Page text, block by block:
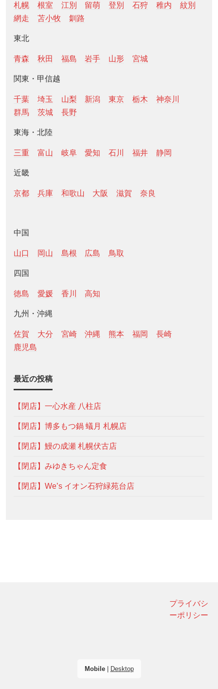
札幌
根室 江別 留萌 登別 石狩 稚内
紋別
網走
苫小牧 釧路
東北
青森 秋田 福島 岩手 山形 宮城
関東・甲信越
千葉 埼玉 山梨 新潟 東京 栃木
神奈川
群馬
茨城 長野
東海・北陸
三重 富山 岐阜 愛知 石川 福井 静岡
近畿
京都 兵庫 和歌山 大阪 滋賀 奈良
中国
山口 岡山 島根 広島 鳥取
四国
徳島 愛媛 香川 高知
九州・沖縄
佐賀 大分 宮崎 沖縄 熊本 福岡
長崎
鹿児島
最近の投稿
【閉店】一心水産 八柱店
【閉店】博多もつ鍋 蟻月 札幌店
【閉店】鰻の成瀬 札幌伏古店
【閉店】みゆきちゃん定食
【閉店】We’s イオン石狩緑苑台店
プライバシ
ーポリシー
Mobile| Desktop